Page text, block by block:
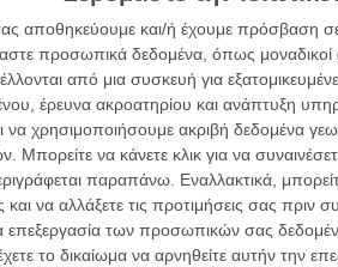
μας αποθηκεύουμε και/ή έχουμε πρόσβαση
προσωπικά δεδομένα, όπως μοναδικοί
από μια συσκευή για
έρευνα ακροατηρίου και ανάπτυξη
να χρησιμοποιήσουμε ακριβή δεδομένα
να κάνετε κλικ για να
παραπάνω. Εναλλακτικά,
να αλλάξετε τις προτιμήσεις σας πριν
των προσωπικών σας
το δικαίωμα να αρνηθείτε αυτήν την